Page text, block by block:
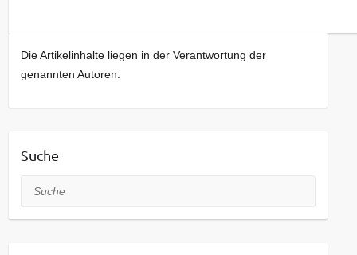
Die Artikelinhalte liegen in der Verantwortung der
genannten Autoren.
Suche
Suche